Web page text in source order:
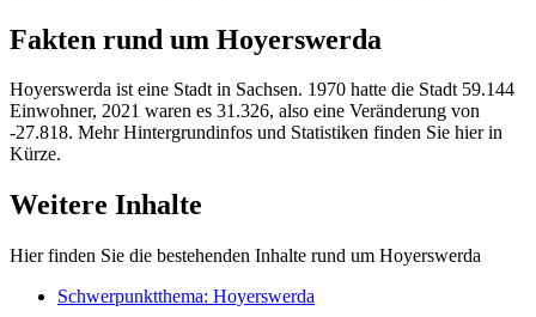
Fakten rund um Hoyerswerda
Hoyerswerda ist eine Stadt in Sachsen. 1970 hatte die Stadt 59.144
Einwohner, 2021 waren es 31.326, also eine Veränderung von
-27.818. Mehr Hintergrundinfos und Statistiken finden Sie hier in
Kürze.
Weitere Inhalte
Hier finden Sie die bestehenden Inhalte rund um Hoyerswerda
Schwerpunktthema: Hoyerswerda